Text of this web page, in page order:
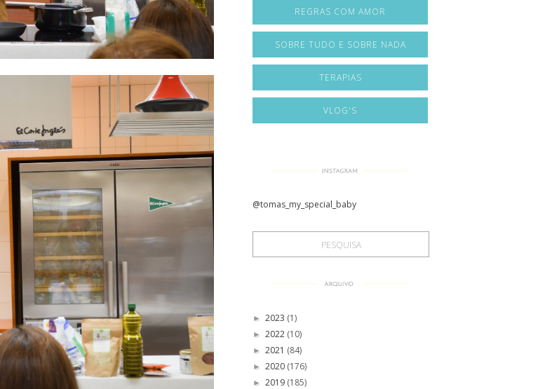
REGRAS COM AMOR
SOBRE TUDO E SOBRE NADA
TERAPIAS
VLOG'S
@tomas_my_special_baby
► 2023 (1)
► 2022 (10)
► 2021 (84)
► 2020 (176)
► 2019 (185)